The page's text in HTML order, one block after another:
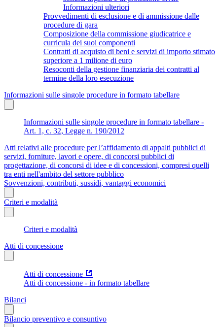
Informazioni ulteriori
Provvedimenti di esclusione e di ammissione dalle
procedure di gara
Composizione della commissione giudicatrice e
curricula dei suoi componenti
Contratti di acquisto di beni e servizi di importo stimato
superiore a 1 milione di euro
Resoconti della gestione finanziaria dei contratti al
termine della loro esecuzione
Informazioni sulle singole procedure in formato tabellare
Informazioni sulle singole procedure in formato tabellare -
Art. 1, c. 32, Legge n. 190/2012
Atti relativi alle procedure per l’affidamento di appalti pubblici di
servizi, forniture, lavori e opere, di concorsi pubblici di
progettazione, di concorsi di idee e di concessioni, compresi quelli
tra enti nell'ambito del settore pubblico
Sovvenzioni, contributi, sussidi, vantaggi economici
Criteri e modalità
Criteri e modalità
Atti di concessione
Atti di concessione
Atti di concessione - in formato tabellare
Bilanci
Bilancio preventivo e consuntivo